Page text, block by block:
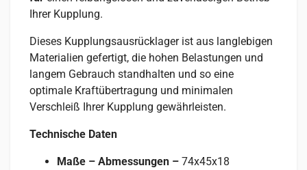
Ihrer Kupplung.
Dieses Kupplungsausrücklager ist aus langlebigen
Materialien gefertigt, die hohen Belastungen und
langem Gebrauch standhalten und so eine
optimale Kraftübertragung und minimalen
Verschleiß Ihrer Kupplung gewährleisten.
Technische Daten
Maße – Abmessungen – 74x45x18